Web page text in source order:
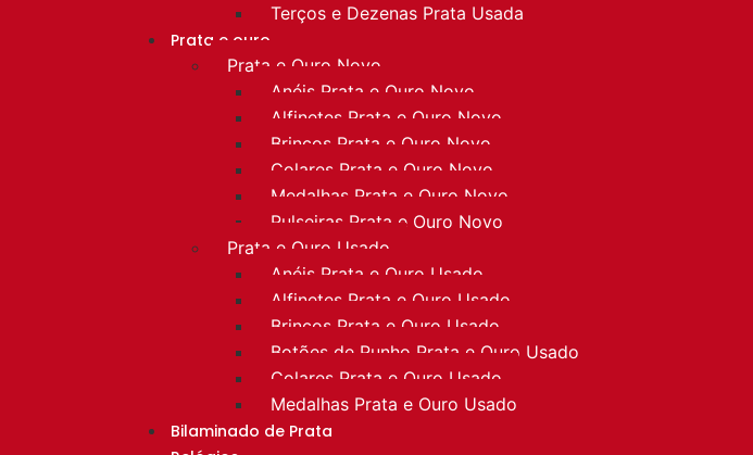
Terços e Dezenas Prata Usada
Prata e ouro
Prata e Ouro Novo
Anéis Prata e Ouro Novo
Alfinetes Prata e Ouro Novo
Brincos Prata e Ouro Novo
Colares Prata e Ouro Novo
Medalhas Prata e Ouro Novo
Pulseiras Prata e Ouro Novo
Prata e Ouro Usado
Anéis Prata e Ouro Usado
Alfinetes Prata e Ouro Usado
Brincos Prata e Ouro Usado
Botões de Punho Prata e Ouro Usado
Colares Prata e Ouro Usado
Medalhas Prata e Ouro Usado
Bilaminado de Prata